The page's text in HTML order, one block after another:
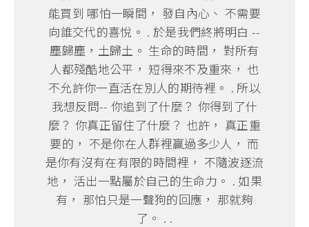
能買到 哪怕一瞬間， 發自內心、 不需要
向誰交代的喜悅。 . 於是我們終將明白 --
塵歸塵，土歸土。 生命的時間， 對所有
人都殘酷地公平， 短得來不及重來， 也
不允許你一直活在別人的期待裡。 . 所以
我想反問-- 你追到了什麼？ 你得到了什
麼？ 你真正留住了什麼？ 也許， 真正重
要的， 不是你在人群裡贏過多少人， 而
是你有沒有在有限的時間裡， 不隨波逐流
地， 活出一點屬於自己的生命力。 . 如果
有， 那怕只是一聲狗的回應， 那就夠
了。 . .